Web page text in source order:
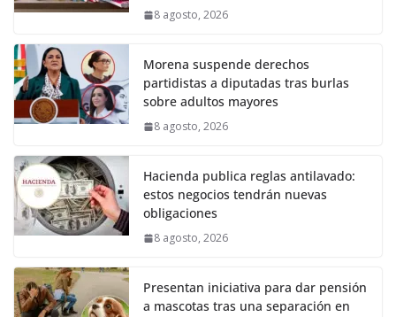
8 agosto, 2026
Morena suspende derechos
partidistas a diputadas tras burlas
sobre adultos mayores
8 agosto, 2026
Hacienda publica reglas antilavado:
estos negocios tendrán nuevas
obligaciones
8 agosto, 2026
Presentan iniciativa para dar pensión
a mascotas tras una separación en